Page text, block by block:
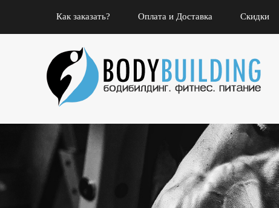
Как заказать? Оплата и Доставка Скидки